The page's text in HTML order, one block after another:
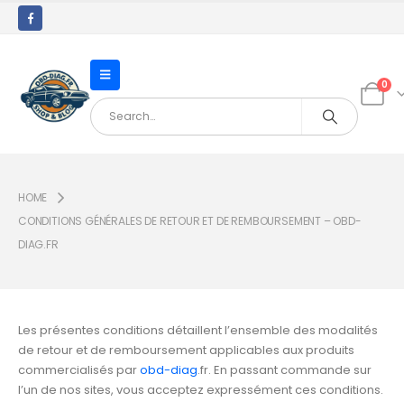
0
HOME
CONDITIONS GÉNÉRALES DE RETOUR ET DE REMBOURSEMENT – OBD-
DIAG.FR
Les présentes conditions détaillent l’ensemble des modalités
de retour et de remboursement applicables aux produits
commercialisés parobd-diag.fr. En passant commande sur
l’un de nos sites, vous acceptez expressément ces conditions.